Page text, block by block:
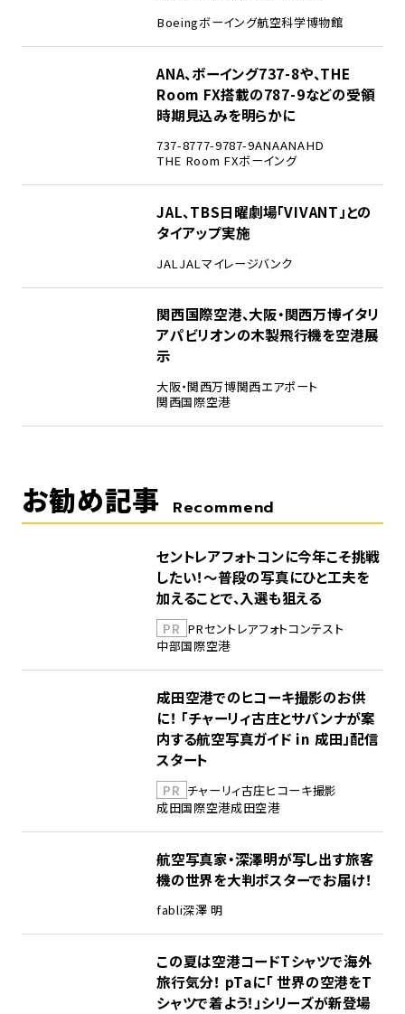
Boeingボーイング航空科学博物館
ANA、ボーイング737-8や、THE
Room FX搭載の787-9などの受領
時期見込みを明らかに
737-8777-9787-9ANAANAHD
THE Room FXボーイング
JAL、TBS日曜劇場「VIVANT」との
タイアップ実施
JAL JALマイレージバンク
関西国際空港、大阪・関西万博イタリ
アパビリオンの木製飛行機を空港展
示
大阪・関西万博関西エアポート
関西国際空港
お勧め記事 Recommend
セントレアフォトコンに今年こそ挑戦
したい！～普段の写真にひと工夫を
加えることで、入選も狙える
PR PRセントレアフォトコンテスト
中部国際空港
成田空港でのヒコーキ撮影のお供
に！ 「チャーリィ古庄とサバンナが案
内する航空写真ガイド in 成田」配信
スタート
PR チャーリィ古庄ヒコーキ撮影
成田国際空港成田空港
航空写真家・深澤明が写し出す旅客
機の世界を大判ポスターでお届け！
fabli深澤 明
この夏は空港コードTシャツで海外
旅行気分！ pTaに「 世界の空港をT
シャツで着よう！」シリーズが新登場